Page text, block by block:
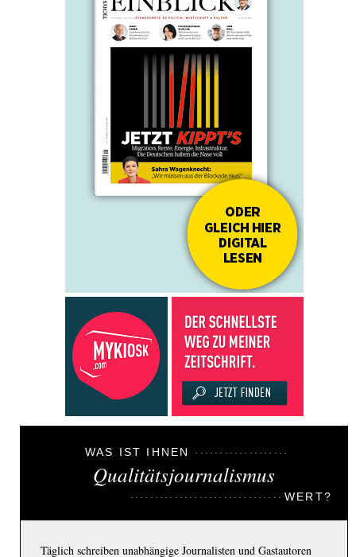
WAS IST IHNEN
Qualitätsjournalismus
WERT?
Täglich schreiben unabhängige Journalisten und Gastautoren